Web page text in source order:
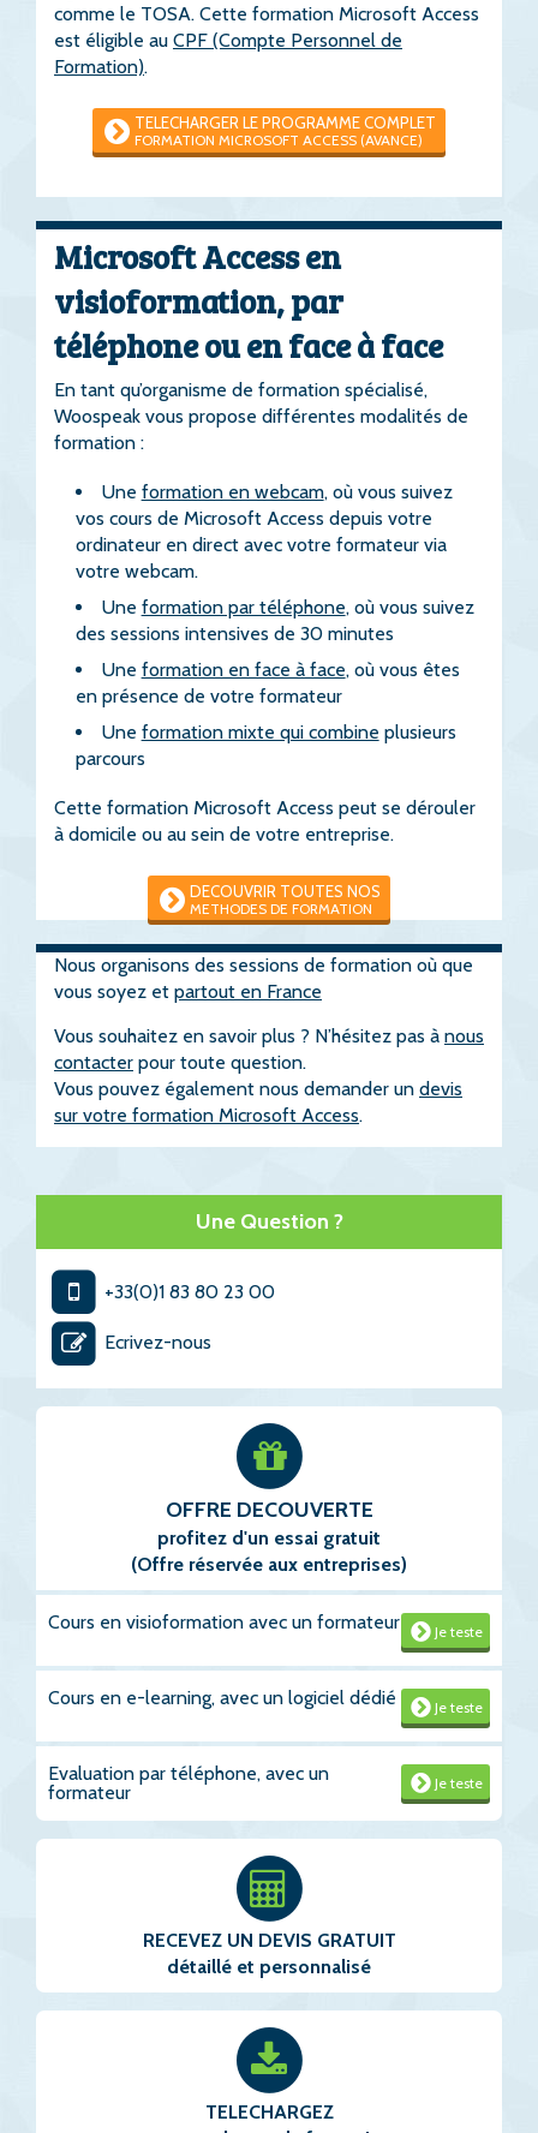
comme le TOSA. Cette formation Microsoft Access
est éligible au CPF (Compte Personnel de
Formation).
TELECHARGER LE PROGRAMME COMPLET
FORMATION MICROSOFT ACCESS (AVANCE)
Microsoft Access en
visioformation, par
téléphone ou en face à face
En tant qu’organisme de formation spécialisé,
Woospeak vous propose différentes modalités de
formation :
Une formation en webcam, où vous suivez
vos cours de Microsoft Access depuis votre
ordinateur en direct avec votre formateur via
votre webcam.
Une formation par téléphone, où vous suivez
des sessions intensives de 30 minutes
Une formation en face à face, où vous êtes
en présence de votre formateur
Une formation mixte qui combine plusieurs
parcours
Cette formation Microsoft Access peut se dérouler
à domicile ou au sein de votre entreprise.
DECOUVRIR TOUTES NOS
METHODES DE FORMATION
Nous organisons des sessions de formation où que
vous soyez et partout en France
Vous souhaitez en savoir plus ? N’hésitez pas à nous
contacter pour toute question.
Vous pouvez également nous demander un devis
sur votre formation Microsoft Access.
Une Question ?
+33(0)1 83 80 23 00
Ecrivez-nous
OFFRE DECOUVERTE
profitez d'un essai gratuit
(Offre réservée aux entreprises)
Je teste
Cours en visioformation avec un formateur
Je teste
Cours en e-learning, avec un logiciel dédié
Je teste
Evaluation par téléphone, avec un
formateur
RECEVEZ UN DEVIS GRATUIT
détaillé et personnalisé
TELECHARGEZ